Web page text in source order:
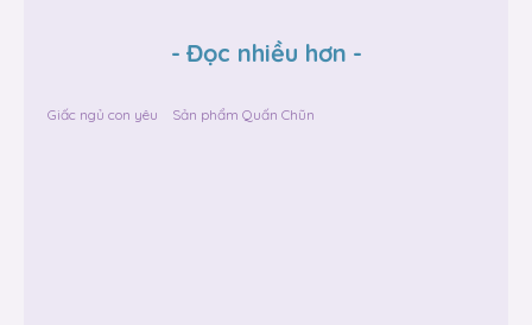
- Đọc nhiều hơn -
Giấc ngủ con yêu Sản phẩm Quấn Chũn